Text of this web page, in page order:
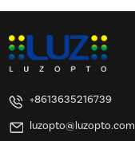
+8613635216739
luzopto@luzopto.com